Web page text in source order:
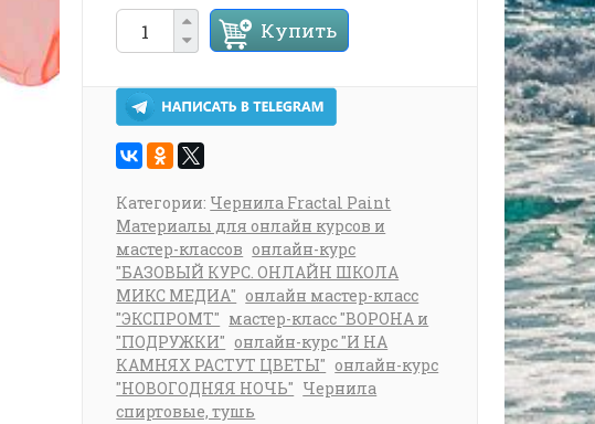
Купить
Категории: Чернила Fractal Paint
Материалы для онлайн курсов и
мастер-классов онлайн-курс
"БАЗОВЫЙ КУРС. ОНЛАЙН ШКОЛА
МИКС МЕДИА" онлайн мастер-класс
"ЭКСПРОМТ" мастер-класс "ВОРОНА и
"ПОДРУЖКИ" онлайн-курс "И НА
КАМНЯХ РАСТУТ ЦВЕТЫ" онлайн-курс
"НОВОГОДНЯЯ НОЧЬ" Чернила
спиртовые, тушь